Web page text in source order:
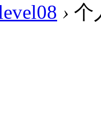
› 个